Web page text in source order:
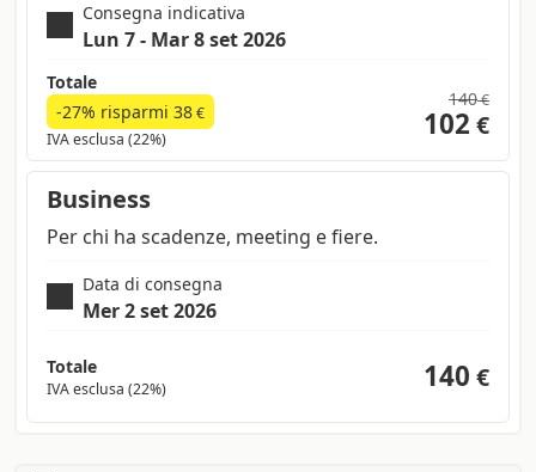
Consegna indicativa
Lun 7 - Mar 8 set 2026
Totale
-27% risparmi 38€
IVA esclusa (22%)
140€
102 €
Business
Per chi ha scadenze, meeting e fiere.
Data di consegna
Mer 2 set 2026
Totale
IVA esclusa (22%) 140 €